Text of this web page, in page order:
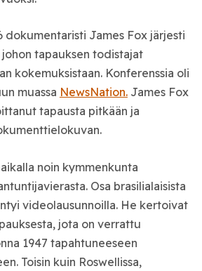
dokumentaristi James Fox järjesti
tapauksen todistajat
kokemuksistaan. Konferenssia oli
muassa NewsNation.James Fox
tapausta pitkään ja
noin kymmenkunta
Osa brasilialaisista
videolausunnoilla. He kertoivat
jota on verrattu
1947 tapahtuneeseen
Toisin kuin Roswellissa,